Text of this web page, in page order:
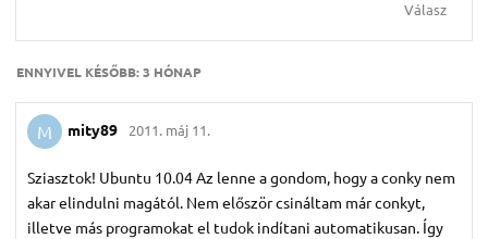
Válasz
ENNYIVEL KÉSŐBB:3 HÓNAP
M mity89 2011. máj 11.
Sziasztok! Ubuntu 10.04 Az lenne a gondom, hogy a conky nem
akar elindulni magától. Nem először csináltam már conkyt,
illetve más programokat el tudok indítani automatikusan. Így